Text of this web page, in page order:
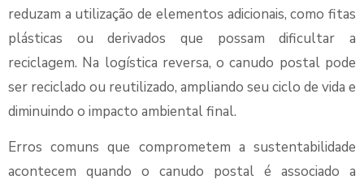
reduzam a utilização de elementos adicionais, como fitas
plásticas ou derivados que possam dificultar a
reciclagem. Na logística reversa, o canudo postal pode
ser reciclado ou reutilizado, ampliando seu ciclo de vida e
diminuindo o impacto ambiental final.
Erros comuns que comprometem a sustentabilidade
acontecem quando o canudo postal é associado a